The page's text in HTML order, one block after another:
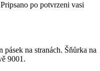
Pripsano po potvrzeni vasi
na stranách. Šňůrka na
9001.